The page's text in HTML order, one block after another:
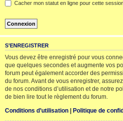
Cacher mon statut en ligne pour cette
S’ENREGISTRER
Vous devez être enregistré pour vous
que quelques secondes et augmente vos
forum peut également accorder des
du forum. Avant de vous enregistrer,
de nos conditions d’utilisation et de notre
de bien lire tout le règlement du forum.
Conditions d’utilisation | Politique de